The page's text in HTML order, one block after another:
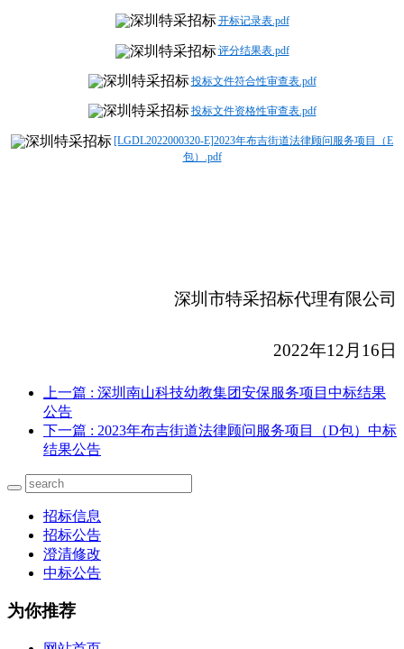
开标记录表.pdf
评分结果表.pdf
投标文件符合性审查表.pdf
投标文件资格性审查表.pdf
[LGDL2022000320-E]2023年布吉街道法律顾问服务项目（E
包）.pdf
深圳市特采招标代理有限公司
2022年12月16日
上一篇 : 深圳南山科技幼教集团安保服务项目中标结果
公告
下一篇 : 2023年布吉街道法律顾问服务项目（D包）中标
结果公告
招标信息
招标公告
澄清修改
中标公告
为你推荐